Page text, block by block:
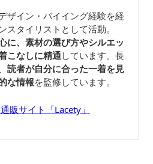
ザイン・バイイング経験を経
スタイリストとして活動。
に、素材の選び方やシルエッ
こなしに精通 しています。長
読者が自分に合った一着を見
な情報を監修しています。
販サイト「Lacety」